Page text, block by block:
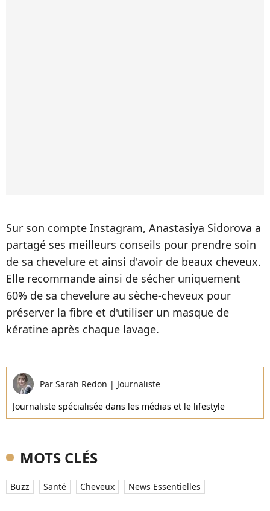
Sur son compte Instagram, Anastasiya Sidorova a
partagé ses meilleurs conseils pour prendre soin
de sa chevelure et ainsi d'avoir de beaux cheveux.
Elle recommande ainsi de sécher uniquement
60% de sa chevelure au sèche-cheveux pour
préserver la fibre et d'utiliser un masque de
kératine après chaque lavage.
Par Sarah Redon | Journaliste
Journaliste spécialisée dans les médias et le lifestyle
MOTS CLÉS
Buzz Santé Cheveux News Essentielles